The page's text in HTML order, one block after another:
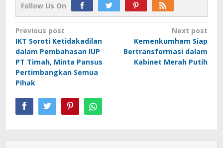
Follow Us On
Post
navigation
Previous post
IKT Soroti Ketidakadilan
dalam Pembahasan IUP
PT Timah, Minta Pansus
Pertimbangkan Semua
Pihak
Next post
Kemenkumham Siap
Bertransformasi dalam
Kabinet Merah Putih